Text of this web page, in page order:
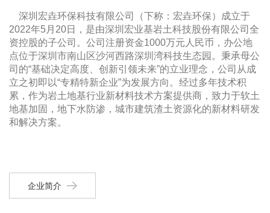
深圳宏垚环保科技有限公司（下称：宏垚环保）成立于
2022年5月20日，是由深圳宏业基岩土科技股份有限公司全
资控股的子公司。公司注册资金1000万元人民币，办公地
点位于深圳市南山区沙河西路深圳湾科技生态园。秉承母公
司的“基础决定高度、创新引领未来”的立业理念，公司从成
立之初即以“专精特新企业”为发展方向。经过多年技术积
累，作为岩土地基行业新材料技术方案提供商，致力于软土
地基加固，地下水防渗，城市建筑渣土资源化的新材料研发
和解决方案。
企业简介